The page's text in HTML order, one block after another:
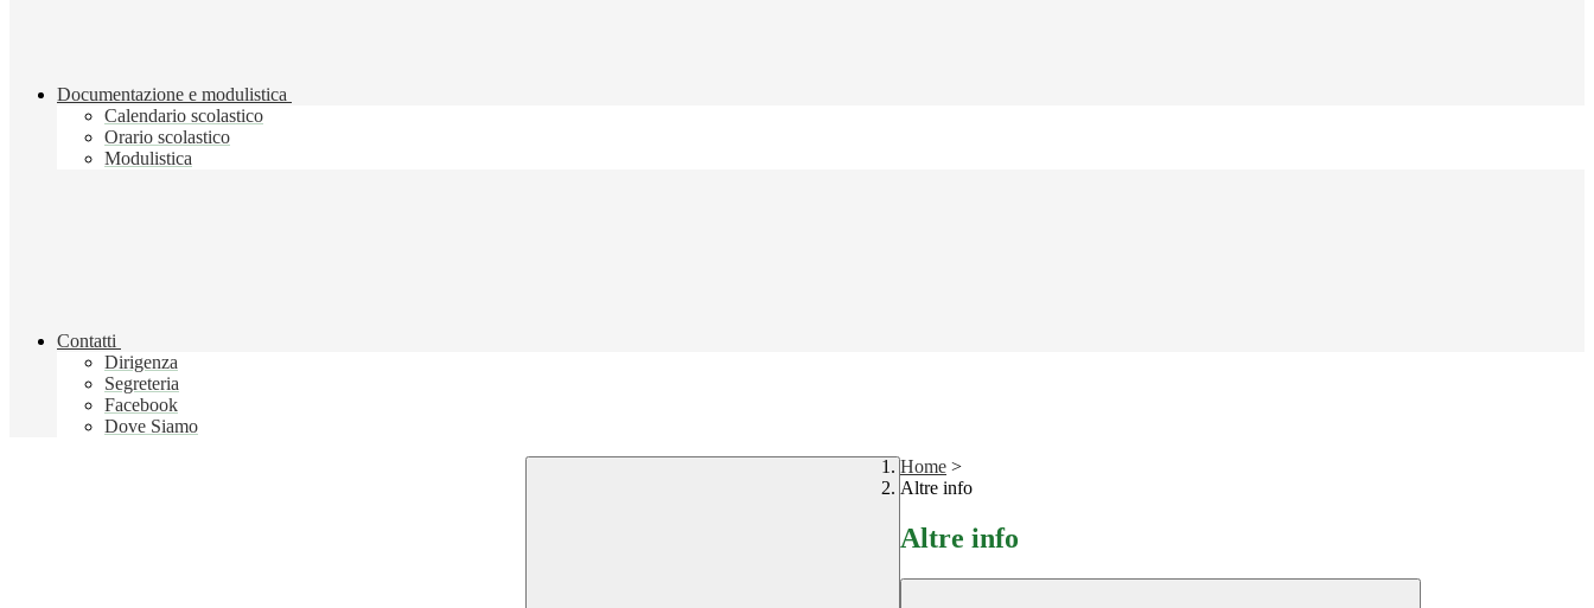
Documentazione e modulistica
Calendario scolastico
Orario scolastico
Modulistica
Contatti
Dirigenza
Segreteria
Facebook
Dove Siamo
Home >
Altre info
Altre info